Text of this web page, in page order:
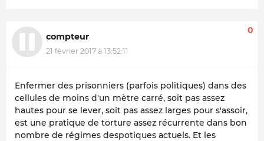
compteur
21 février 2017 à 13:52:11
0
Enfermer des prisonniers (parfois politiques) dans des
cellules de moins d'un mètre carré, soit pas assez
hautes pour se lever, soit pas assez larges pour s'assoir,
est une pratique de torture assez récurrente dans bon
nombre de régimes despotiques actuels. Et les